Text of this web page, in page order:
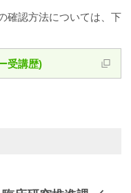
確認方法については、下
受講歴)